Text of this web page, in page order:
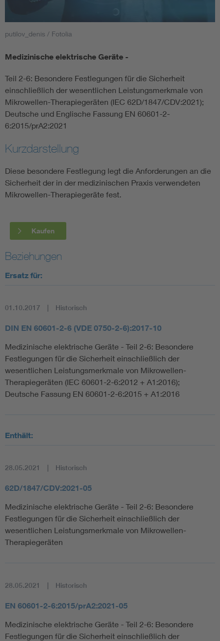
Smart Cities
Circular Economy für mehr Ressourceneffizienz
Cybersecurity in der Industrieautomatisierung
DIN VDE 0100 für sichere Elektroinstallationen
Elektrofachkraft (EFK)
putilov_denis / Fotolia
Medizinische elektrische Geräte -
Teil 2-6: Besondere Festlegungen für die Sicherheit
einschließlich der wesentlichen Leistungsmerkmale von
Mikrowellen-Therapiegeräten (IEC 62D/1847/CDV:2021);
Deutsche und Englische Fassung EN 60601-2-
6:2015/prA2:2021
Kurzdarstellung
Diese besondere Festlegung legt die Anforderungen an die
Sicherheit der in der medizinischen Praxis verwendeten
Mikrowellen-Therapiegeräte fest.
Kaufen
Beziehungen
Ersatz für:
01.10.2017 Historisch
DIN EN 60601-2-6 (VDE 0750-2-6):2017-10
Medizinische elektrische Geräte - Teil 2-6: Besondere
Festlegungen für die Sicherheit einschließlich der
wesentlichen Leistungsmerkmale von Mikrowellen-
Therapiegeräten (IEC 60601-2-6:2012 + A1:2016);
Deutsche Fassung EN 60601-2-6:2015 + A1:2016
Enthält:
28.05.2021 Historisch
62D/1847/CDV:2021-05
Medizinische elektrische Geräte - Teil 2-6: Besondere
Festlegungen für die Sicherheit einschließlich der
wesentlichen Leistungsmerkmale von Mikrowellen-
Therapiegeräten
28.05.2021 Historisch
EN 60601-2-6:2015/prA2:2021-05
Medizinische elektrische Geräte - Teil 2-6: Besondere
Festlegungen für die Sicherheit einschließlich der